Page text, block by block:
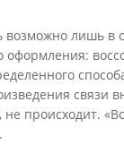
лишь в
связи
не происходит.